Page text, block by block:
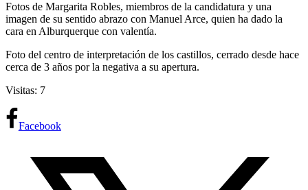
Fotos de Margarita Robles, miembros de la candidatura y una
imagen de su sentido abrazo con Manuel Arce, quien ha dado la
cara en Alburquerque con valentía.
Foto del centro de interpretación de los castillos, cerrado desde hace
cerca de 3 años por la negativa a su apertura.
Visitas: 7
Facebook